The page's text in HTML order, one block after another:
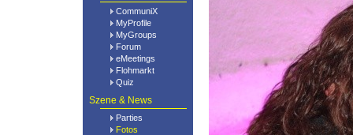
CommuniX
MyProfile
MyGroups
Forum
eMeetings
Flohmarkt
Quiz
Szene & News
Parties
Fotos